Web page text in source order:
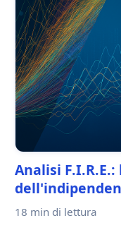
Analisi
18 min di lettura